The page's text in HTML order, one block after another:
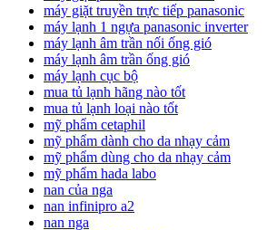
máy giặt truyền trực tiếp panasonic
máy lạnh 1 ngựa panasonic inverter
máy lạnh âm trần nối ống gió
máy lạnh âm trần ống gió
máy lạnh cục bộ
mua tủ lạnh hãng nào tốt
mua tủ lạnh loại nào tốt
mỹ phẩm cetaphil
mỹ phẩm dành cho da nhạy cảm
mỹ phẩm dùng cho da nhạy cảm
mỹ phẩm hada labo
nan của nga
nan infinipro a2
nan nga